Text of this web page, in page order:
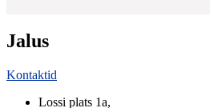
Jalus
Kontaktid
Lossi plats 1a,